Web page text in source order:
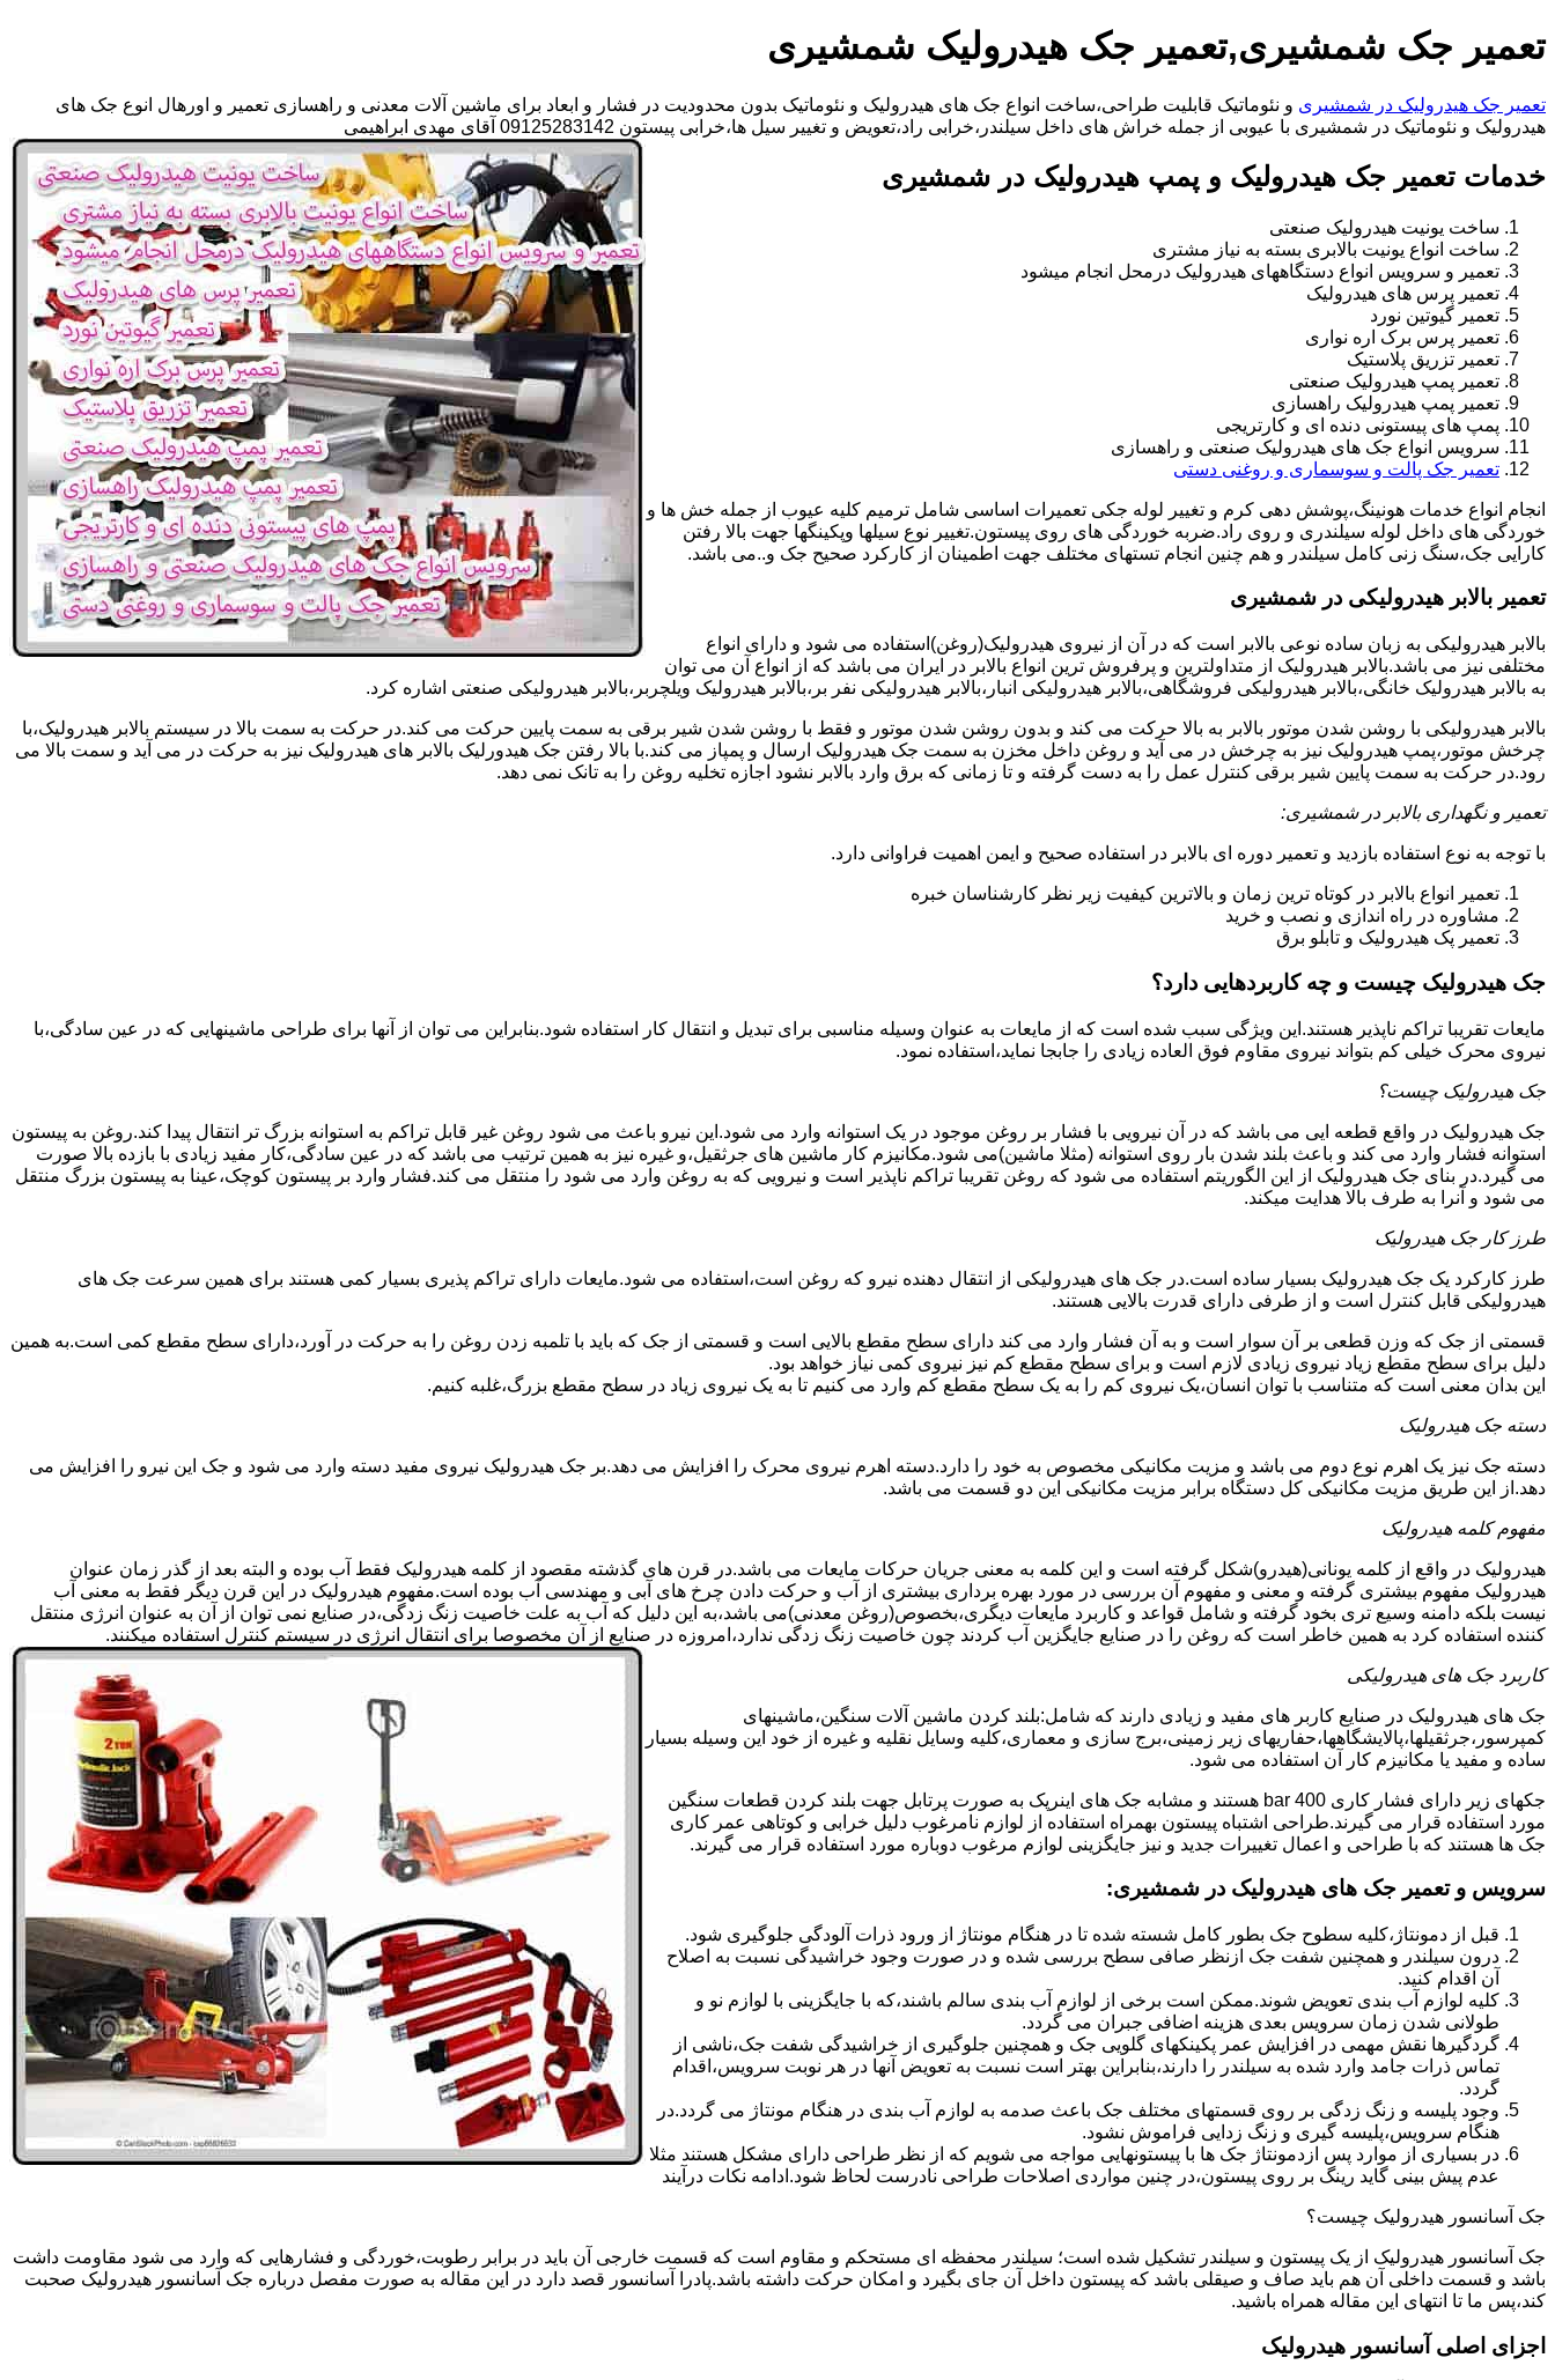
تعمیر جک شمشیری,تعمیر جک هیدرولیک شمشیری
تعمیر جک هیدرولیک در شمشیری و نئوماتیک قابلیت طراحی،ساخت انواع جک های هیدرولیک و نئوماتیک بدون محدودیت در فشار و ابعاد برای ماشین آلات معدنی و راهسازی تعمیر و اورهال انوع جک های
هیدرولیک و نئوماتیک در شمشیری با عیوبی از جمله خراش های داخل سیلندر،خرابی راد،تعویض و تغییر سیل ها،خرابی پیستون 09125283142 آقای مهدی ابراهیمی
خدمات تعمیر جک هیدرولیک و پمپ هیدرولیک در شمشیری
ساخت یونیت هیدرولیک صنعتی
ساخت انواع یونیت بالابری بسته به نیاز مشتری
تعمیر و سرویس انواع دستگاههای هیدرولیک درمحل انجام میشود
تعمیر پرس های هیدرولیک
تعمیر گیوتین نورد
تعمیر پرس برک اره نواری
تعمیر تزریق پلاستیک
تعمیر پمپ هیدرولیک صنعتی
تعمیر پمپ هیدرولیک راهسازی
پمپ های پیستونی دنده ای و کارتریجی
سرویس انواع جک های هیدرولیک صنعتی و راهسازی
تعمیر جک پالت و سوسماری و روغنی دستی
انجام انواع خدمات هونینگ،پوشش دهی کرم و تغییر لوله جکی تعمیرات اساسی شامل ترمیم کلیه عیوب از جمله خش ها و
خوردگی های داخل لوله سیلندری و روی راد.ضربه خوردگی های روی پیستون.تغییر نوع سیلها وپکینگها جهت بالا رفتن
کارایی جک،سنگ زنی کامل سیلندر و هم چنین انجام تستهای مختلف جهت اطمینان از کارکرد صحیح جک و..می باشد.
تعمیر بالابر هیدرولیکی در شمشیری
بالابر هیدرولیکی به زبان ساده نوعی بالابر است که در آن از نیروی هیدرولیک(روغن)استفاده می شود و دارای انواع
مختلفی نیز می باشد.بالابر هیدرولیک از متداولترین و پرفروش ترین انواع بالابر در ایران می باشد که از انواع آن می توان
به بالابر هیدرولیک خانگی،بالابر هیدرولیکی فروشگاهی،بالابر هیدرولیکی انبار،بالابر هیدرولیکی نفر بر،بالابر هیدرولیک ویلچربر،بالابر هیدرولیکی صنعتی اشاره کرد.
بالابر هیدرولیکی با روشن شدن موتور بالابر به بالا حرکت می کند و بدون روشن شدن موتور و فقط با روشن شدن شیر برقی به سمت پایین حرکت می کند.در حرکت به سمت بالا در سیستم بالابر هیدرولیک،با
چرخش موتور،پمپ هیدرولیک نیز به چرخش در می آید و روغن داخل مخزن به سمت جک هیدرولیک ارسال و پمپاز می کند.با بالا رفتن جک هیدورلیک بالابر های هیدرولیک نیز به حرکت در می آید و سمت بالا می
رود.در حرکت به سمت پایین شیر برقی کنترل عمل را به دست گرفته و تا زمانی که برق وارد بالابر نشود اجازه تخلیه روغن را به تانک نمی دهد.
تعمیر و نگهداری بالابر در شمشیری:
با توجه به نوع استفاده بازدید و تعمیر دوره ای بالابر در استفاده صحیح و ایمن اهمیت فراوانی دارد.
تعمیر انواع بالابر در کوتاه ترین زمان و بالاترین کیفیت زیر نظر کارشناسان خبره
مشاوره در راه اندازی و نصب و خرید
تعمیر پک هیدرولیک و تابلو برق
جک هیدرولیک چیست و چه کاربردهایی دارد؟
مایعات تقریبا تراکم ناپذیر هستند.این ویژگی سبب شده است که از مایعات به عنوان وسیله مناسبی برای تبدیل و انتقال کار استفاده شود.بنابراین می توان از آنها برای طراحی ماشینهایی که در عین سادگی،با
نیروی محرک خیلی کم بتواند نیروی مقاوم فوق العاده زیادی را جابجا نماید،استفاده نمود.
جک هیدرولیک چیست؟
جک هیدرولیک در واقع قطعه ایی می باشد که در آن نیرویی با فشار بر روغن موجود در یک استوانه وارد می شود.این نیرو باعث می شود روغن غیر قابل تراکم به استوانه بزرگ تر انتقال پیدا کند.روغن به پیستون
استوانه فشار وارد می کند و باعث بلند شدن بار روی استوانه (مثلا ماشین)می شود.مکانیزم کار ماشین های جرثقیل،و غیره نیز به همین ترتیب می باشد که در عین سادگی،کار مفید زیادی با بازده بالا صورت
می گیرد.در بنای جک هیدرولیک از این الگوریتم استفاده می شود که روغن تقریبا تراکم ناپذیر است و نیرویی که به روغن وارد می شود را منتقل می کند.فشار وارد بر پیستون کوچک،عینا به پیستون بزرگ منتقل
می شود و آنرا به طرف بالا هدایت میکند.
طرز کار جک هیدرولیک
طرز کارکرد یک جک هیدرولیک بسیار ساده است.در جک های هیدرولیکی از انتقال دهنده نیرو که روغن است،استفاده می شود.مایعات دارای تراکم پذیری بسیار کمی هستند برای همین سرعت جک های
هیدرولیکی قابل کنترل است و از طرفی دارای قدرت بالایی هستند.
قسمتی از جک که وزن قطعی بر آن سوار است و به آن فشار وارد می کند دارای سطح مقطع بالایی است و قسمتی از جک که باید با تلمبه زدن روغن را به حرکت در آورد،دارای سطح مقطع کمی است.به همین
دلیل برای سطح مقطع زیاد نیروی زیادی لازم است و برای سطح مقطع کم نیز نیروی کمی نیاز خواهد بود.
این بدان معنی است که متناسب با توان انسان،یک نیروی کم را به یک سطح مقطع کم وارد می کنیم تا به یک نیروی زیاد در سطح مقطع بزرگ،غلبه کنیم.
دسته جک هیدرولیک
دسته جک نیز یک اهرم نوع دوم می باشد و مزیت مکانیکی مخصوص به خود را دارد.دسته اهرم نیروی محرک را افزایش می دهد.بر جک هیدرولیک نیروی مفید دسته وارد می شود و جک این نیرو را افزایش می
دهد.از این طریق مزیت مکانیکی کل دستگاه برابر مزیت مکانیکی این دو قسمت می باشد.
مفهوم کلمه هیدرولیک
هیدرولیک در واقع از کلمه یونانی(هیدرو)شکل گرفته است و این کلمه به معنی جریان حرکات مایعات می باشد.در قرن های گذشته مقصود از کلمه هیدرولیک فقط آب بوده و البته بعد از گذر زمان عنوان
هیدرولیک مفهوم بیشتری گرفته و معنی و مفهوم آن بررسی در مورد بهره برداری بیشتری از آب و حرکت دادن چرخ های آبی و مهندسی آب بوده است.مفهوم هیدرولیک در این قرن دیگر فقط به معنی آب
نیست بلکه دامنه وسیع تری بخود گرفته و شامل قواعد و کاربرد مایعات دیگری،بخصوص(روغن معدنی)می باشد،به این دلیل که آب به علت خاصیت زنگ زدگی،در صنایع نمی توان از آن به عنوان انرژی منتقل
کننده استفاده کرد به همین خاطر است که روغن را در صنایع جایگزین آب کردند چون خاصیت زنگ زدگی ندارد،امروزه در صنایع از آن مخصوصا برای انتقال انرژی در سیستم کنترل استفاده میکنند.
کاربرد جک های هیدرولیکی
جک های هیدرولیک در صنایع کاربر های مفید و زیادی دارند که شامل:بلند کردن ماشین آلات سنگین،ماشینهای
کمپرسور،جرثقیلها،پالایشگاهها،حفاریهای زیر زمینی،برج سازی و معماری،کلیه وسایل نقلیه و غیره از خود این وسیله بسیار
ساده و مفید یا مکانیزم کار آن استفاده می شود.
جکهای زیر دارای فشار کاری 400 bar هستند و مشابه جک های اینرپک به صورت پرتابل جهت بلند کردن قطعات سنگین
مورد استفاده قرار می گیرند.طراحی اشتباه پیستون بهمراه استفاده از لوازم نامرغوب دلیل خرابی و کوتاهی عمر کاری
جک ها هستند که با طراحی و اعمال تغییرات جدید و نیز جایگزینی لوازم مرغوب دوباره مورد استفاده قرار می گیرند.
سرویس و تعمیر جک های هیدرولیک در شمشیری:
قبل از دمونتاژ،کلیه سطوح جک بطور کامل شسته شده تا در هنگام مونتاژ از ورود ذرات آلودگی جلوگیری شود.
درون سیلندر و همچنین شفت جک ازنظر صافی سطح بررسی شده و در صورت وجود خراشیدگی نسبت به اصلاح
آن اقدام کنید.
کلیه لوازم آب بندی تعویض شوند.ممکن است برخی از لوازم آب بندی سالم باشند،که با جایگزینی با لوازم نو و
طولانی شدن زمان سرویس بعدی هزینه اضافی جبران می گردد.
گردگیرها نقش مهمی در افزایش عمر پکینکهای گلویی جک و همچنین جلوگیری از خراشیدگی شفت جک،ناشی از
تماس ذرات جامد وارد شده به سیلندر را دارند،بنابراین بهتر است نسبت به تعویض آنها در هر نوبت سرویس،اقدام
گردد.
وجود پلیسه و زنگ زدگی بر روی قسمتهای مختلف جک باعث صدمه به لوازم آب بندی در هنگام مونتاژ می گردد.در
هنگام سرویس،پلیسه گیری و زنگ زدایی فراموش نشود.
در بسیاری از موارد پس ازدمونتاژ جک ها با پیستونهایی مواجه می شویم که از نظر طراحی دارای مشکل هستند مثلا
عدم پیش بینی گاید رینگ بر روی پیستون،در چنین مواردی اصلاحات طراحی نادرست لحاظ شود.ادامه نکات درآیند
جک آسانسور هیدرولیک چیست؟
جک آسانسور هیدرولیک از یک پیستون و سیلندر تشکیل شده است؛ سیلندر محفظه ای مستحکم و مقاوم است که قسمت خارجی آن باید در برابر رطوبت،خوردگی و فشارهایی که وارد می شود مقاومت داشت
باشد و قسمت داخلی آن هم باید صاف و صیقلی باشد که پیستون داخل آن جای بگیرد و امکان حرکت داشته باشد.پادرا آسانسور قصد دارد در این مقاله به صورت مفصل درباره جک آسانسور هیدرولیک صحبت
کند،پس ما تا انتهای این مقاله همراه باشید.
اجزای اصلی آسانسور هیدرولیک